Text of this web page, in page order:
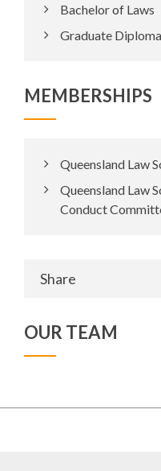
Bachelor of Laws
Graduate
MEMBERSHIPS
Queensland Law
Queensland Law
Conduct
Share
OUR TEAM